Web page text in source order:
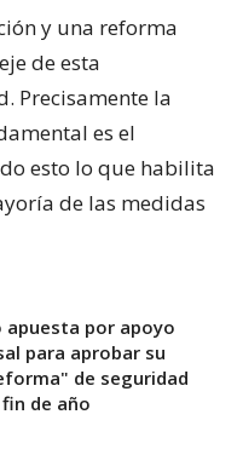
y una reforma
de esta
Precisamente la
es el
esto lo que habilita
de las medidas
apuesta por apoyo
para aprobar su
de seguridad
de año